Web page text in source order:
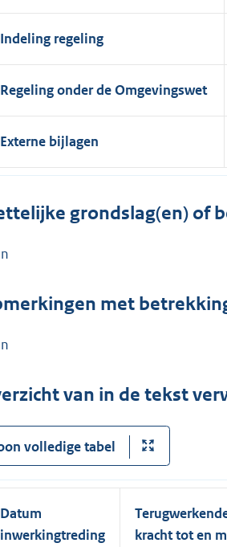
Indeling regeling
Regeling onder de Omgevingswet
Externe bijlagen
grondslag(en) of
met
van in de tekst
volledige tabel
Datum
inwerkingtreding
kracht tot en